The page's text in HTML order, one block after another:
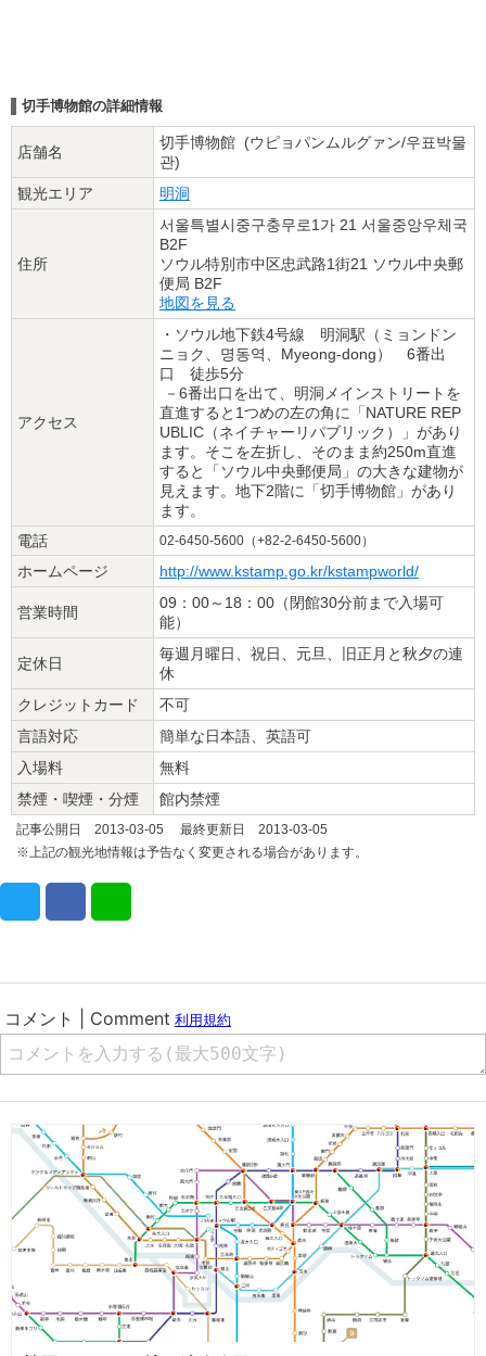
切手博物館の詳細情報
店舗名
切手博物館 (ウピョパンムルグァン/우표박물
관)
観光エリア
明洞
住所
서울특별시중구충무로1가 21 서울중앙우체국
B2F
ソウル特別市中区忠武路1街21 ソウル中央郵
便局 B2F
地図を見る
アクセス
・ソウル地下鉄4号線 明洞駅（ミョンドン
ニョク、명동역、Myeong-dong） 6番出
口 徒歩5分
－6番出口を出て、明洞メインストリートを
直進すると1つめの左の角に「NATURE REP
UBLIC（ネイチャーリパブリック）」があり
ます。そこを左折し、そのまま約250m直進
すると「ソウル中央郵便局」の大きな建物が
見えます。地下2階に「切手博物館」があり
ます。
電話
02-6450-5600（+82-2-6450-5600）
ホームページ http://www.kstamp.go.kr/kstampworld/
営業時間
09：00～18：00（閉館30分前まで入場可
能）
定休日
毎週月曜日、祝日、元旦、旧正月と秋夕の連
休
クレジットカード
不可
言語対応
簡単な日本語、英語可
入場料
無料
禁煙・喫煙・分煙
館内禁煙
記事公開日 2013-03-05 最終更新日 2013-03-05
※上記の観光地情報は予告なく変更される場合があります。